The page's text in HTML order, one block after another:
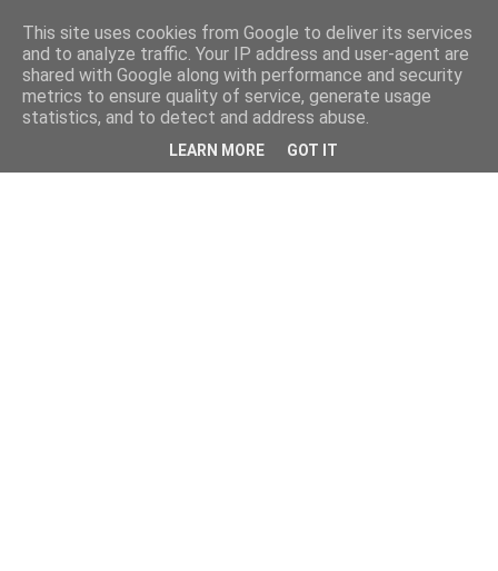
This site uses cookies from Google to deliver its services
and to analyze traffic. Your IP address and user-agent are
shared with Google along with performance and security
metrics to ensure quality of service, generate usage
statistics, and to detect and address abuse.
LEARN MORE GOT IT